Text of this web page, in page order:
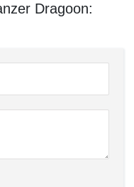
Dragoon: